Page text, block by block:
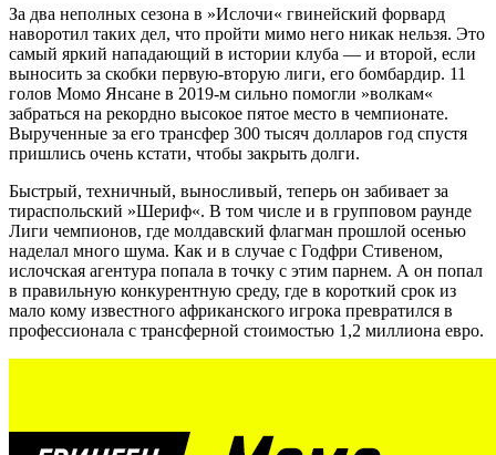
За два неполных сезона в »Ислочи« гвинейский форвард
наворотил таких дел, что пройти мимо него никак нельзя. Это
самый яркий нападающий в истории клуба — и второй, если
выносить за скобки первую-вторую лиги, его бомбардир. 11
голов Момо Янсане в 2019-м сильно помогли »волкам«
забраться на рекордно высокое пятое место в чемпионате.
Вырученные за его трансфер 300 тысяч долларов год спустя
пришлись очень кстати, чтобы закрыть долги.
Быстрый, техничный, выносливый, теперь он забивает за
тираспольский »Шериф«. В том числе и в групповом раунде
Лиги чемпионов, где молдавский флагман прошлой осенью
наделал много шума. Как и в случае с Годфри Стивеном,
ислочская агентура попала в точку с этим парнем. А он попал
в правильную конкурентную среду, где в короткий срок из
мало кому известного африканского игрока превратился в
профессионала с трансферной стоимостью 1,2 миллиона евро.